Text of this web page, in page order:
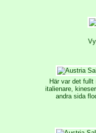
Här var det fullt
italienare,
andra sida